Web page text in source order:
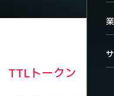
TTLトークン